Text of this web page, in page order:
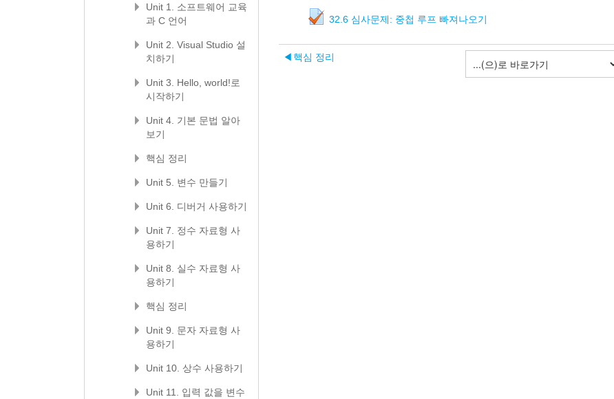
32.6 심사문제: 중첩 루프 빠져나오기
◀︎ 핵심 정리
Unit 1. 소프트웨어 교육
과 C 언어
Unit 2. Visual Studio 설
치하기
Unit 3. Hello, world!로
시작하기
Unit 4. 기본 문법 알아
보기
핵심 정리
Unit 5. 변수 만들기
Unit 6. 디버거 사용하기
Unit 7. 정수 자료형 사
용하기
Unit 8. 실수 자료형 사
용하기
핵심 정리
Unit 9. 문자 자료형 사
용하기
Unit 10. 상수 사용하기
Unit 11. 입력 값을 변수